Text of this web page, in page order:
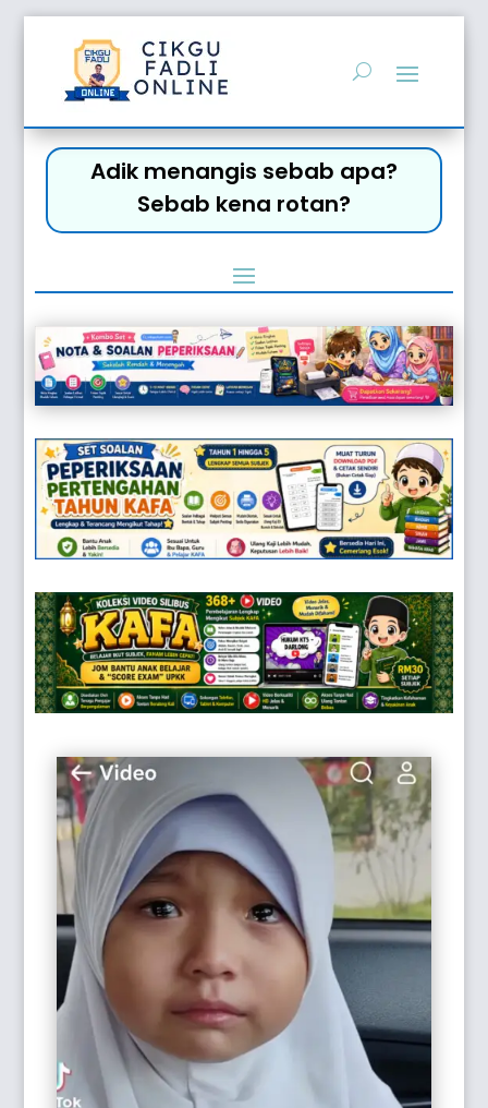
Adik menangis sebab apa?
Sebab kena rotan?